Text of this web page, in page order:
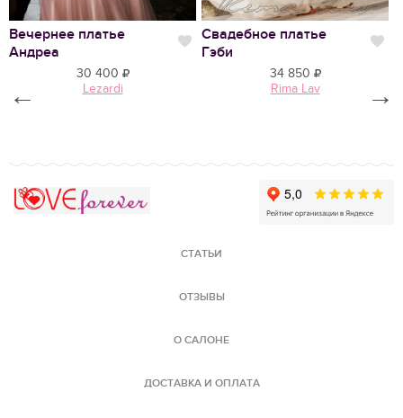
Вечернее платье
Андреа
Нравится
30 400
Lezardi
Свадебное платье
Гэби
34 850
Rima Lav
← →
СТАТЬИ
ОТЗЫВЫ
О САЛОНЕ
ДОСТАВКА И ОПЛАТА